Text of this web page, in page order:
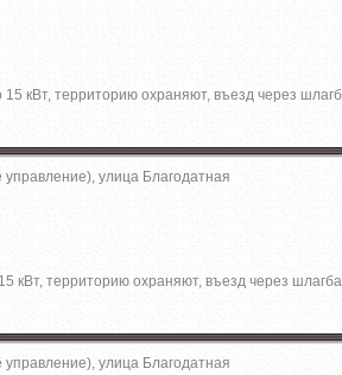
кВт, территорию охраняют, въезд через
улица Благодатная
кВт, территорию охраняют, въезд через
улица Благодатная